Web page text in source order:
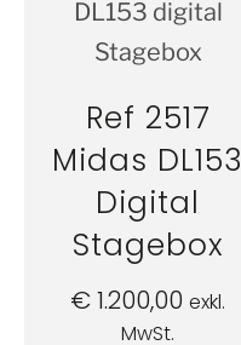
Ref 2517
Midas DL153
Digital
Stagebox
€1.200,00 exkl.
MwSt.